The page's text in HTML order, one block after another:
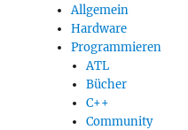
Allgemein
Hardware
Programmieren
ATL
Bücher
C++
Community